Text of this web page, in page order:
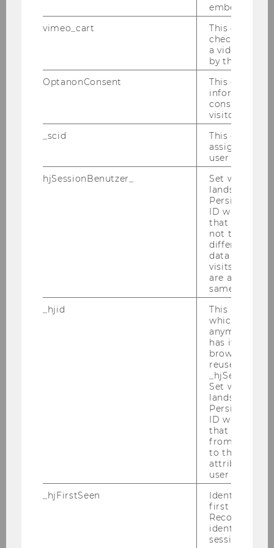
Welthandel (Global Business and
Jan Hendrik Fisch
Öffentliches Recht und
(Public Law and Tax Law)
Michael Holoubek
Wirtschaftskommunikation
(Foreign Language Business
Stv. Jürgen Essletzbichler
Volkswirtschaft (Economics)
embedded.
vimeo_cart
This cookie
check how
a video has
by the user.
OptanonConsent
This cookie
information
consent
visitor.
_scid
This cookie
assign a
user
hjSessionBenutzer_
Set when a
lands on a
Persists the
ID which is
that site.
not track
different
data from
visits to the
are
same user ID.
_hjid
This is an old
which is not
anymore, but
has it
browser. It
reused and
Set when a
lands on a
Persists the
ID which is
that site.
from
to the same
attributed to
user ID.
_hjFirstSeen
Identifies a
first session.
Recording
identify new
sessions.